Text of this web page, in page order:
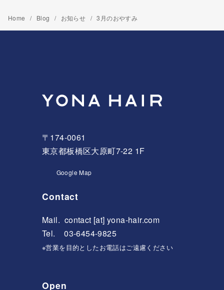
Home Blog お知らせ 3月のおやすみ
〒174-0061
東京都板橋区大原町7-22 1F
Google Map
Contact
Mail. contact [at] yona-hair.com
Tel. 03-6454-9825
※営業を目的としたお電話はご遠慮ください
Open